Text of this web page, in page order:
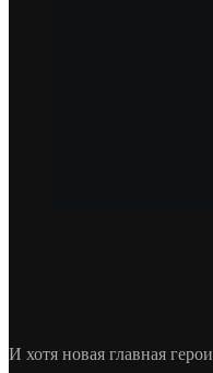
И хотя новая главная